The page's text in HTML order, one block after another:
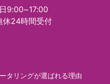
9:00~17:00
休24時間受付
タリングが選ばれる理由